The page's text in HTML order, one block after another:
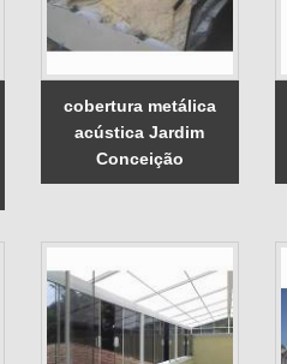
cobertura metálica
acústica Jardim
Conceição